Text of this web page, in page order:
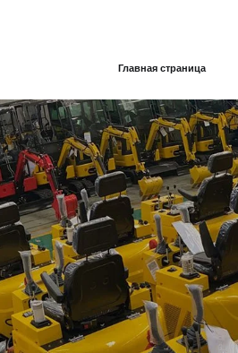
Главная страница